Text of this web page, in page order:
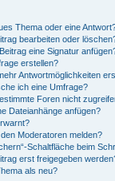
Thema oder eine
bearbeiten oder
eine Signatur
erstellen?
Antwortmöglichkeiten
ich eine Umfrage?
Foren nicht
Dateianhänge anfügen?
Moderatoren melden?
Schaltfläche beim
erst freigegeben
als neu?